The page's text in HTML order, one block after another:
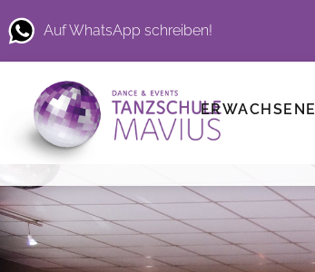
Auf WhatsApp schreiben!
ERWACHSENE